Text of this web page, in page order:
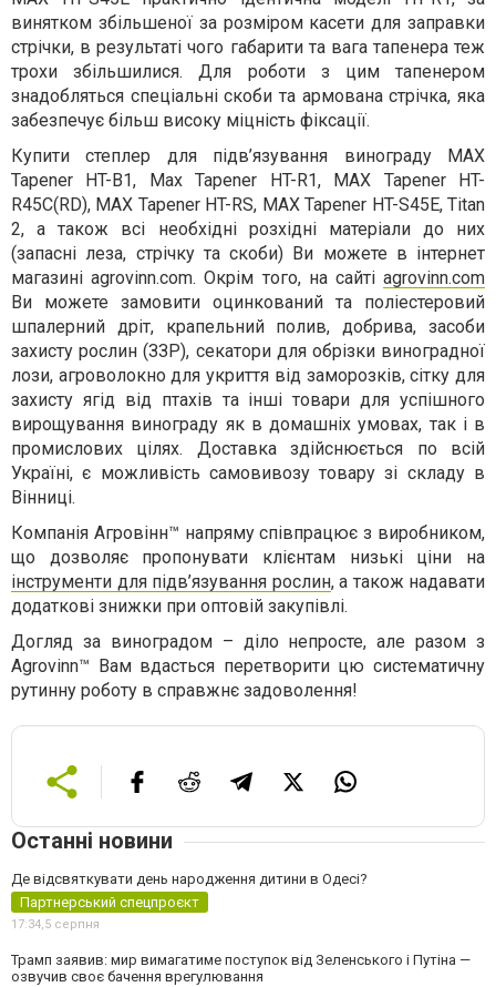
винятком збільшеної за розміром касети для заправки
стрічки, в результаті чого габарити та вага тапенера теж
трохи збільшилися. Для роботи з цим тапенером
знадобляться спеціальні скоби та армована стрічка, яка
забезпечує більш високу міцність фіксації.
Купити степлер для підв’язування винограду MAX
Tapener HT-B1, Max Tapener HT-R1, MAX Tapener HT-
R45C(RD), MAX Tapener HT-RS, MAX Tapener HT-S45E, Titan
2, а також всі необхідні розхідні матеріали до них
(запасні леза, стрічку та скоби) Ви можете в інтернет
магазині agrovinn.com. Окрім того, на сайті agrovinn.com
Ви можете замовити оцинкований та поліестеровий
шпалерний дріт, крапельний полив, добрива, засоби
захисту рослин (ЗЗР), секатори для обрізки виноградної
лози, агроволокно для укриття від заморозків, сітку для
захисту ягід від птахів та інші товари для успішного
вирощування винограду як в домашніх умовах, так і в
промислових цілях. Доставка здійснюється по всій
Україні, є можливість самовивозу товару зі складу в
Вінниці.
Компанія Агровінн™ напряму співпрацює з виробником,
що дозволяє пропонувати клієнтам низькі ціни на
інструменти для підв’язування рослин, а також надавати
додаткові знижки при оптовій закупівлі.
Догляд за виноградом – діло непросте, але разом з
Agrovinn™ Вам вдасться перетворити цю систематичну
рутинну роботу в справжнє задоволення!
Останні новини
Де відсвяткувати день народження дитини в Одесі?
Партнерський спецпроєкт
17:34,5 серпня
Трамп заявив: мир вимагатиме поступок від Зеленського і Путіна —
озвучив своє бачення врегулювання